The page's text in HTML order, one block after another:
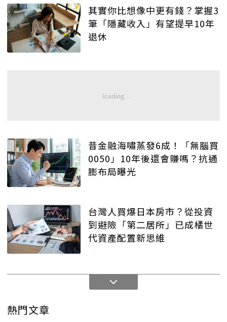
其實你比想像中更有錢？掌握3
筆「隱藏收入」有望提早10年
退休
昔金融海嘯蒸發6成！「無腦買
0050」10年後還會賺嗎？抗通
膨布局曝光
台灣人買爆日本房市？從投資
到避險「第二居所」已成橘世
代資產配置新思維
熱門文章